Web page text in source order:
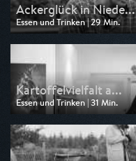
Ackerglück in Niede...
Essen und Trinken | 29 Min.
Ausgestrahlt von 3sat
am 14.10.2025, 11:48
Kartoffelvielfalt a...
Essen und Trinken | 31 Min.
Ausgestrahlt von 3sat
am 07.10.2025, 11:48